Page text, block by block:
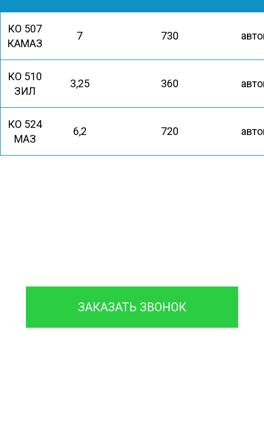
КО 507
КАМАЗ
7 730
КО 510
ЗИЛ
3,25 360
КО 524
МАЗ
6,2 720
ЗАКАЗАТЬ ЗВОНОК